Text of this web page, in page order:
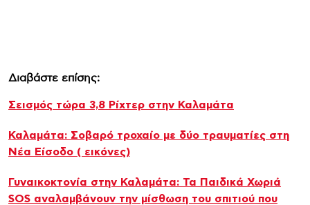
Διαβάστε επίσης:
Σεισμός τώρα 3,8 Ρίχτερ στην Καλαμάτα
Καλαμάτα: Σοβαρό τροχαίο με δύο τραυματίες στη
Νέα Είσοδο ( εικόνες)
Γυναικοκτονία στην Καλαμάτα: Τα Παιδικά Χωριά
SOS αναλαμβάνουν την μίσθωση του σπιτιού που